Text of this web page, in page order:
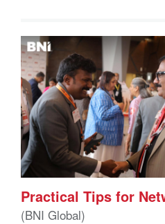
Practical Tips for
(BNI Global)